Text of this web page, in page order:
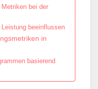
bei der
beeinflussen
in
basierend